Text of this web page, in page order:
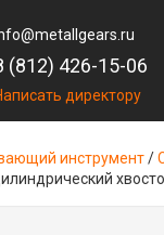
(812) 426-15-06
директору
инструмент/